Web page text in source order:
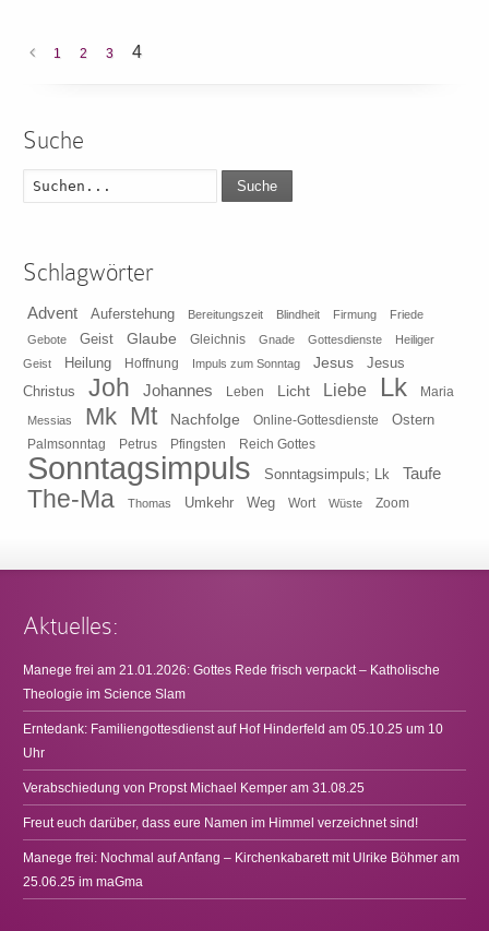
1 2 3 4
Suche
Suche
Schlagwörter
Advent Auferstehung Bereitungszeit Blindheit Firmung
Friede
Gebote
Geist Glaube Gleichnis Gnade Gottesdienste
Heiliger
Geist
Heilung Hoffnung Impuls zum Sonntag Jesus
Jesus
Christus
Joh Johannes Leben Licht Liebe Lk Maria
Messias Mk Mt Nachfolge Online-Gottesdienste Ostern
Palmsonntag Petrus Pfingsten Reich Gottes
Sonntagsimpuls Sonntagsimpuls; Lk Taufe
The-Ma Thomas Umkehr Weg Wort Wüste Zoom
Aktuelles:
Manege frei am 21.01.2026: Gottes Rede frisch verpackt – Katholische
Theologie im Science Slam
Erntedank: Familiengottesdienst auf Hof Hinderfeld am 05.10.25 um 10
Uhr
Verabschiedung von Propst Michael Kemper am 31.08.25
Freut euch darüber, dass eure Namen im Himmel verzeichnet sind!
Manege frei: Nochmal auf Anfang – Kirchenkabarett mit Ulrike Böhmer am
25.06.25 im maGma